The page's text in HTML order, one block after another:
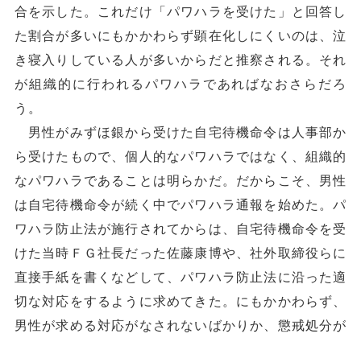
合を示した。これだけ「パワハラを受けた」と回答し
た割合が多いにもかかわらず顕在化しにくいのは、泣
き寝入りしている人が多いからだと推察される。それ
が組織的に行われるパワハラであればなおさらだろ
う。
男性がみずほ銀から受けた自宅待機命令は人事部か
ら受けたもので、個人的なパワハラではなく、組織的
なパワハラであることは明らかだ。だからこそ、男性
は自宅待機命令が続く中でパワハラ通報を始めた。パ
ワハラ防止法が施行されてからは、自宅待機命令を受
けた当時ＦＧ社長だった佐藤康博や、社外取締役らに
直接手紙を書くなどして、パワハラ防止法に沿った適
切な対応をするように求めてきた。にもかかわらず、
男性が求める対応がなされないばかりか、懲戒処分が